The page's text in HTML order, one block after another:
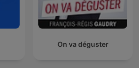
On va déguster